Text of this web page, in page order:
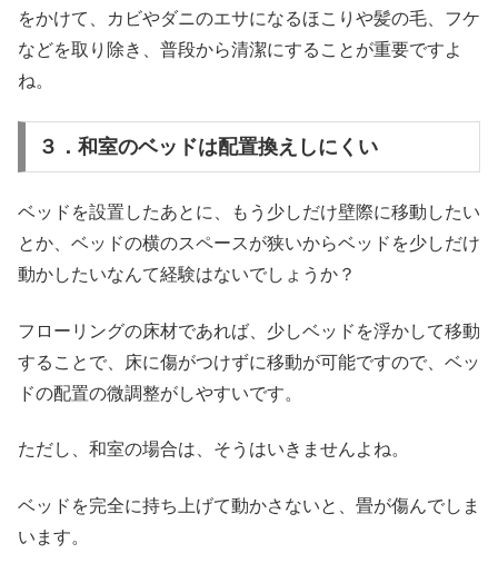
をかけて、カビやダニのエサになるほこりや髪の毛、フケ
などを取り除き、普段から清潔にすることが重要ですよ
ね。
３．和室のベッドは配置換えしにくい
ベッドを設置したあとに、もう少しだけ壁際に移動したい
とか、ベッドの横のスペースが狭いからベッドを少しだけ
動かしたいなんて経験はないでしょうか？
フローリングの床材であれば、少しベッドを浮かして移動
することで、床に傷がつけずに移動が可能ですので、ベッ
ドの配置の微調整がしやすいです。
ただし、和室の場合は、そうはいきませんよね。
ベッドを完全に持ち上げて動かさないと、畳が傷んでしま
います。